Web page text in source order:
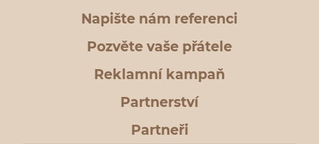
Napište nám referenci
Pozvěte vaše přátele
Reklamní kampaň
Partnerství
Partneři